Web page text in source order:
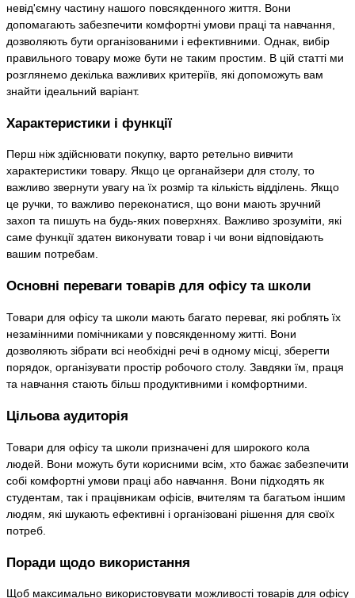
невід'ємну частину нашого повсякденного життя. Вони
допомагають забезпечити комфортні умови праці та навчання,
дозволяють бути організованими і ефективними. Однак, вибір
правильного товару може бути не таким простим. В цій статті ми
розглянемо декілька важливих критеріїв, які допоможуть вам
знайти ідеальний варіант.
Характеристики і функції
Перш ніж здійснювати покупку, варто ретельно вивчити
характеристики товару. Якщо це органайзери для столу, то
важливо звернути увагу на їх розмір та кількість відділень. Якщо
це ручки, то важливо переконатися, що вони мають зручний
захоп та пишуть на будь-яких поверхнях. Важливо зрозуміти, які
саме функції здатен виконувати товар і чи вони відповідають
вашим потребам.
Основні переваги товарів для офісу та школи
Товари для офісу та школи мають багато переваг, які роблять їх
незамінними помічниками у повсякденному житті. Вони
дозволяють зібрати всі необхідні речі в одному місці, зберегти
порядок, організувати простір робочого столу. Завдяки їм, праця
та навчання стають більш продуктивними і комфортними.
Цільова аудиторія
Товари для офісу та школи призначені для широкого кола
людей. Вони можуть бути корисними всім, хто бажає забезпечити
собі комфортні умови праці або навчання. Вони підходять як
студентам, так і працівникам офісів, вчителям та багатьом іншим
людям, які шукають ефективні і організовані рішення для своїх
потреб.
Поради щодо використання
Щоб максимально використовувати можливості товарів для офісу